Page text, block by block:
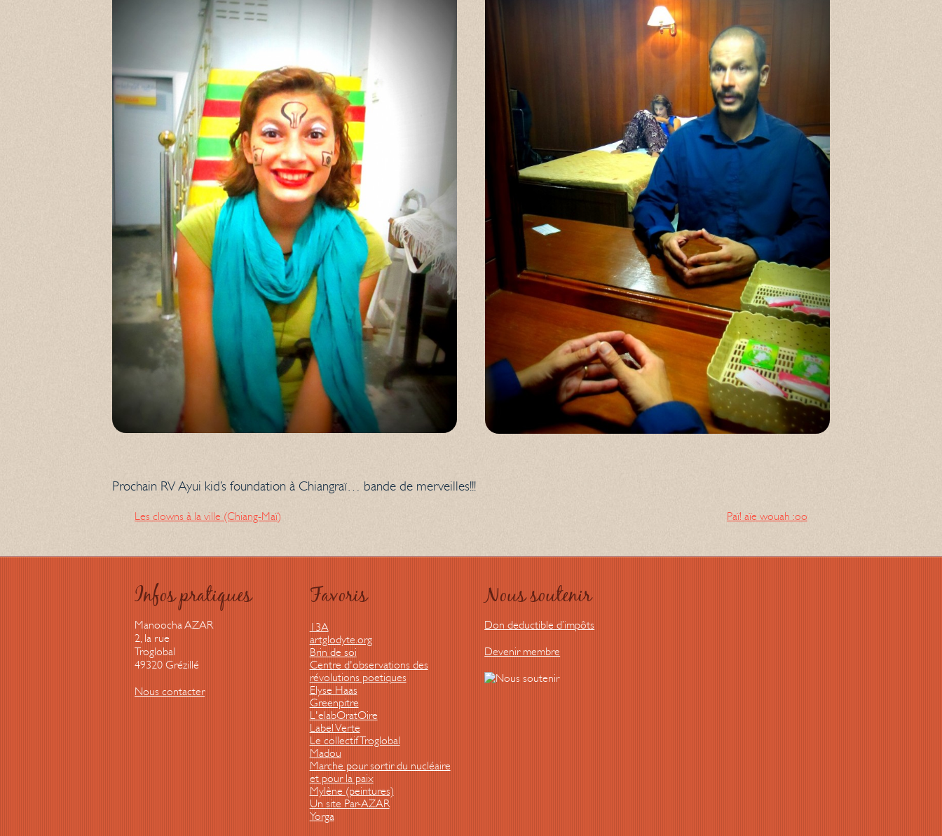
Prochain RV Ayui kid’s foundation à Chiangraï… bande de merveilles!!!
Les clowns à la ville (Chiang-Maï) Paï! aïe wouah :oo
Infos pratiques
Manoocha AZAR
2, la rue
Troglobal
49320 Grézillé
Nous contacter
Favoris
13A
artglodyte.org
Brin de soi
Centre d'observations des
révolutions poetiques
Elyse Haas
Greenpitre
L'elabOratOire
Label Verte
Le collectif Troglobal
Madou
Marche pour sortir du nucléaire
et pour la paix
Mylène (peintures)
Un site Par-AZAR
Yorga
Nous soutenir
Don deductible d’impôts
Devenir membre